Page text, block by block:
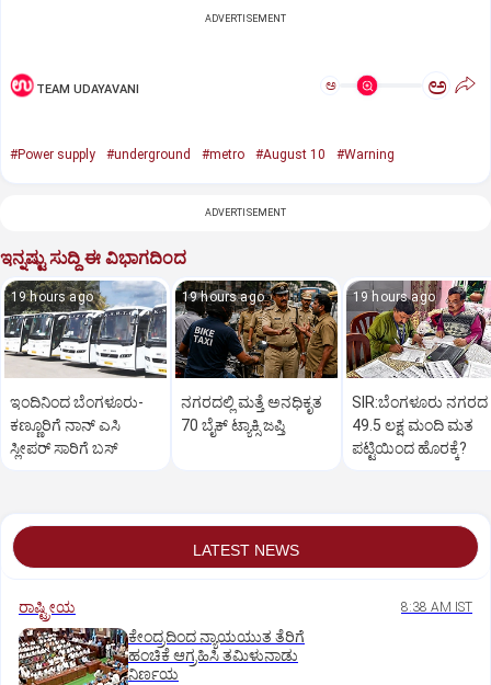
ADVERTISEMENT
TEAM UDAYAVANI ಅ ಅ
#Power supply #underground #metro #August 10 #Warning
ADVERTISEMENT
ಇನ್ನಷ್ಟು ಸುದ್ದಿ ಈ ವಿಭಾಗದಿಂದ
19 hours ago
ಇಂದಿನಿಂದ ಬೆಂಗಳೂರು-
ಕಣ್ಣೂರಿಗೆ ನಾನ್‌ ಎಸಿ
ಸ್ಲೀಪರ್‌ ಸಾರಿಗೆ ಬಸ್‌
19 hours ago
ನಗರದಲ್ಲಿ ಮತ್ತೆ ಅನಧಿಕೃತ
70 ಬೈಕ್‌ ಟ್ಯಾಕ್ಸಿ ಜಪ್ತಿ
19 hours ago
SIR:ಬೆಂಗಳೂರು ನಗರದ
49.5 ಲಕ್ಷ ಮಂದಿ ಮತ
ಪಟ್ಟಿಯಿಂದ ಹೊರಕ್ಕೆ?
LATEST NEWS
ರಾಷ್ಟ್ರೀಯ 8:38 AM IST
ಕೇಂದ್ರದಿಂದ ನ್ಯಾಯಯುತ ತೆರಿಗೆ
ಹಂಚಿಕೆ ಆಗ್ರಹಿಸಿ ತಮಿಳುನಾಡು
ನಿರ್ಣಯ